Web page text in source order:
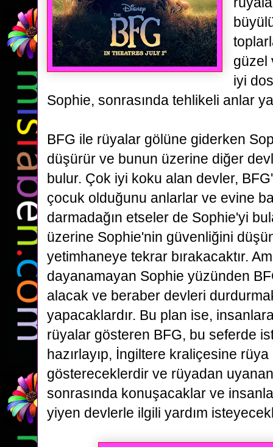
güzel
iyi
Sophie, sonrasında tehlikeli anlar
BFG ile rüyalar gölüne giderken
düşürür ve bunun üzerine diğer
bulur. Çok iyi koku alan devler,
çocuk olduğunu anlarlar ve evine
darmadağın etseler de Sophie'yi
üzerine Sophie'nin güvenliğini
yetimhaneye tekrar bırakacaktır. A
dayanamayan Sophie yüzünden
alacak ve beraber devleri
yapacaklardır. Bu plan ise,
rüyalar gösteren BFG, bu seferde
hazırlayıp, İngiltere kraliçesine rüya
göstereceklerdir ve rüyadan
sonrasında konuşacaklar ve
yiyen devlerle ilgili yardım